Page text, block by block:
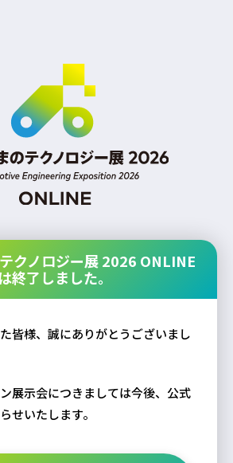
クノロジー展 2026 ONLINE
終了しました。
皆様、誠にありがとうございまし
展示会につきましては今後、公式
せいたします。